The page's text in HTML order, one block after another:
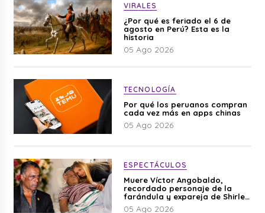
VIRALES
¿Por qué es feriado el 6 de
agosto en Perú? Esta es la
historia
05 Ago 2026
TECNOLOGÍA
Por qué los peruanos compran
cada vez más en apps chinas
05 Ago 2026
ESPECTÁCULOS
Muere Víctor Angobaldo,
recordado personaje de la
farándula y expareja de Shirley
Cherres
05 Ago 2026